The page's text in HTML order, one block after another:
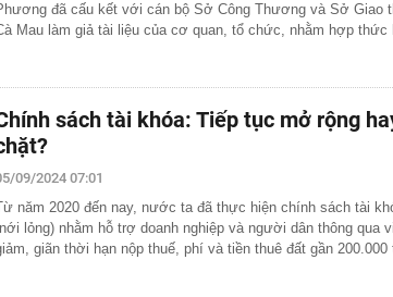
đã cấu kết với cán bộ Sở Công Thương và Sở Giao
Mau làm giả tài liệu của cơ quan, tổ chức, nhằm hợp
sách tài khóa: Tiếp tục mở rộng
09/2024 07:01
năm 2020 đến nay, nước ta đã thực hiện chính sách tài
lỏng) nhằm hỗ trợ doanh nghiệp và người dân thông qua
giãn thời hạn nộp thuế, phí và tiền thuê đất gần 200.000